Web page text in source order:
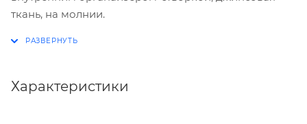
ткань, на молнии.
Характеристики